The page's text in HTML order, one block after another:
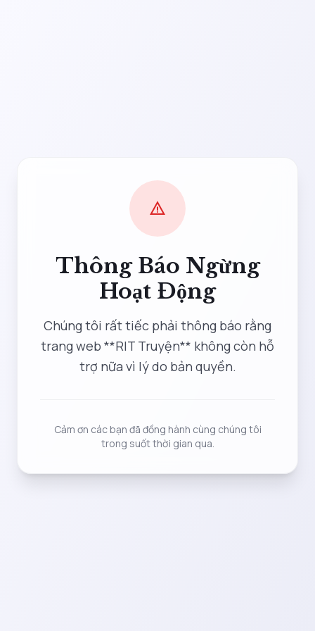
warning
Thông Báo Ngừng
Hoạt Động
Chúng tôi rất tiếc phải thông báo rằng
trang web **RIT Truyện** không còn hỗ
trợ nữa vì lý do bản quyền.
Cảm ơn các bạn đã đồng hành cùng chúng tôi
trong suốt thời gian qua.